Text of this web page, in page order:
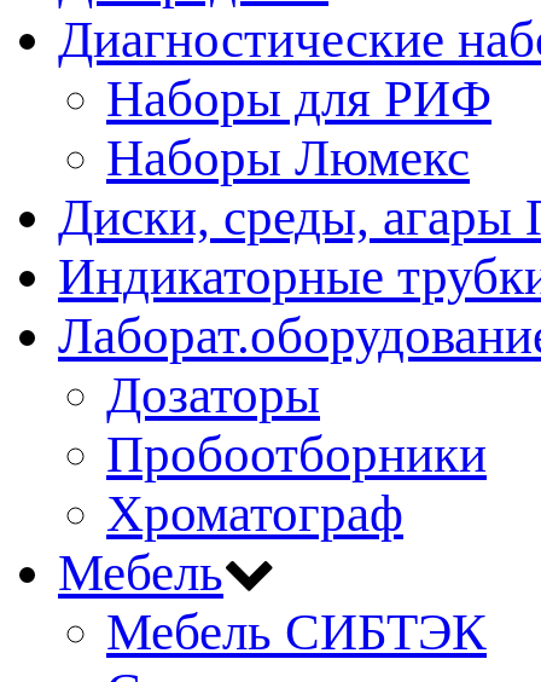
Диагностические
Наборы для РИФ
Наборы Люмекс
Диски, среды, агары
Индикаторные
Дозаторы
Пробоотборники
Хроматограф
Мебель
Мебель СИБТЭК